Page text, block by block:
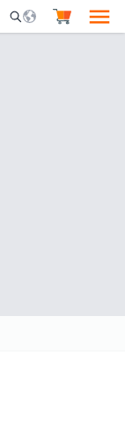
Mobile Search